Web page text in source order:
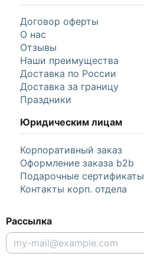
Договор оферты
О нас
Отзывы
Наши преимущества
Доставка по России
Доставка за границу
Праздники
Юридическим лицам
Корпоративный заказ
Оформление заказа b2b
Подарочные сертификаты
Контакты корп. отдела
Рассылка